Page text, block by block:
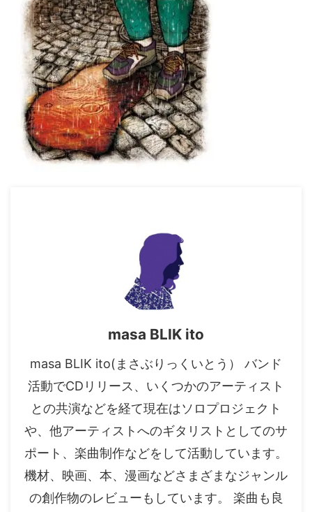
masa BLIK ito
masa BLIK ito(まさぶりっくいとう） バンド
活動でCDリリース、いくつかのアーティスト
との共演などを経て現在はソロプロジェクト
や、他アーティストへのギタリストとしてのサ
ポート、楽曲制作などをして活動しています。
機材、映画、本、漫画などさまざまなジャンル
の創作物のレビューもしています。 楽曲も良